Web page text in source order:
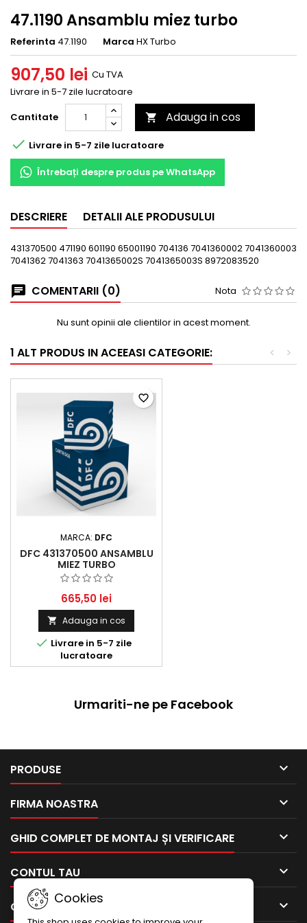
47.1190 Ansamblu miez turbo
Referinta 47.1190 Marca HX Turbo
907,50 lei Cu TVA
Livrare in 5-7 zile lucratoare
Cantitate
 Adauga in cos
 Livrare in 5-7 zile lucratoare
Întrebați despre produs pe WhatsApp
DESCRIERE DETALII ALE PRODUSULUI
431370500 471190 601190 65001190 704136 7041360002 7041360003
7041362 7041363 7041365002S 7041365003S 8972083520
COMENTARII (0) Nota
Nu sunt opinii ale clientilor in acest moment.
1 ALT PRODUS IN ACEEASI CATEGORIE: >
<
MARCA: DFC
DFC 431370500 ANSAMBLU
MIEZ TURBO
665,50 lei
 Adauga in cos
 Livrare in 5-7 zile
lucratoare
favorite_border
Urmariti-ne pe Facebook
PRODUSE 
FIRMA NOASTRA 
GHID COMPLET DE MONTAJ ȘI VERIFICARE 
CONTUL TAU 
CONTACTEAZA-NE 
Cookies